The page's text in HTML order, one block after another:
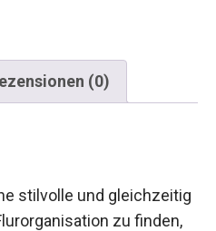
(0)
stilvolle und gleichzeitig
zu finden,